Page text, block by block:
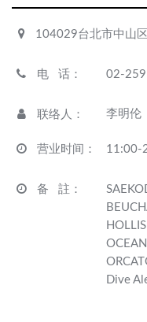
104029台北市中山
电 话： 02-
联络人 ： 李明伦
营业时间 ： 11:00-
备 註 ：
HOLLIS
Dive